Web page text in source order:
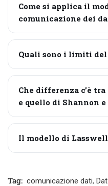
Come si applica il
comunicazione dei
Quali sono i limiti
Che differenza c’è
e quello di Shannon
Il modello di
Tag: comunicazione dati,